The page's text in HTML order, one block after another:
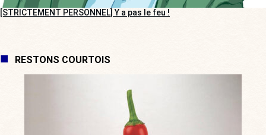
[STRICTEMENT PERSONNEL] Y a pas le feu !
RESTONS COURTOIS